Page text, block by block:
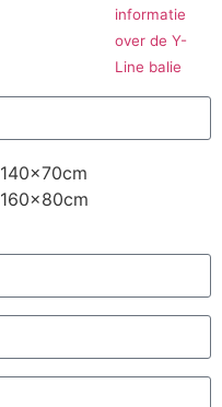
informatie
over de Y-
Line balie
140x70cm
160x80cm